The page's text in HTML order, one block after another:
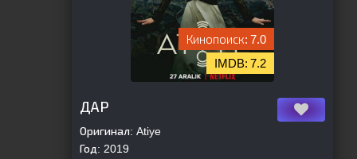
7.0
7.2
ДАР
Оригинал: Atiye
Год: 2019